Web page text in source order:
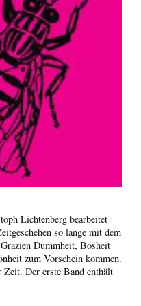
Lichtenberg bearbeitet
so lange mit dem
Dummheit, Bosheit
zum Vorschein kommen.
Zeit. Der erste Band enthält